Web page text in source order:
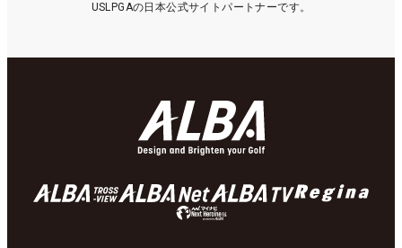
USLPGAの日本公式サイトパートナーです。